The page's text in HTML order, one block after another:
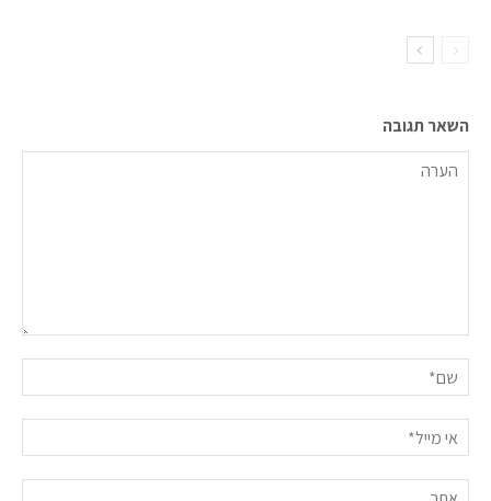
השאר תגובה